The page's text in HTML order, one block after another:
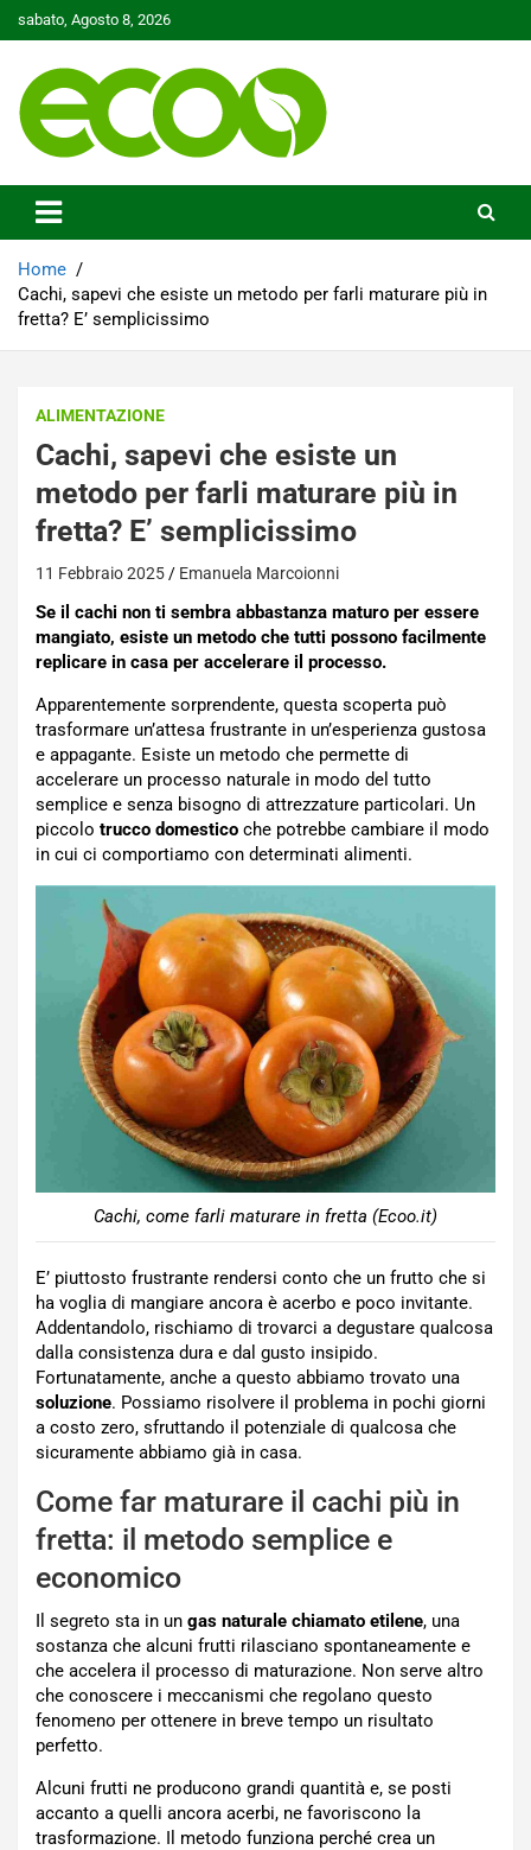
to
sabato, Agosto 8, 2026
Ecoo.it
Home
Cachi, sapevi che esiste un metodo per farli maturare più in
fretta? E’ semplicissimo
ALIMENTAZIONE
Cachi, sapevi che esiste un
metodo per farli maturare più in
fretta? E’ semplicissimo
11 Febbraio 2025 Emanuela Marcoionni
Se il cachi non ti sembra abbastanza maturo per essere
mangiato, esiste un metodo che tutti possono facilmente
replicare in casa per accelerare il processo.
Apparentemente sorprendente, questa scoperta può
trasformare un’attesa frustrante in un’esperienza gustosa
e appagante. Esiste un metodo che permette di
accelerare un processo naturale in modo del tutto
semplice e senza bisogno di attrezzature particolari. Un
piccolo trucco domestico che potrebbe cambiare il modo
in cui ci comportiamo con determinati alimenti.
Cachi, come farli maturare in fretta (Ecoo.it)
E’ piuttosto frustrante rendersi conto che un frutto che si
ha voglia di mangiare ancora è acerbo e poco invitante.
Addentandolo, rischiamo di trovarci a degustare qualcosa
dalla consistenza dura e dal gusto insipido.
Fortunatamente, anche a questo abbiamo trovato una
soluzione. Possiamo risolvere il problema in pochi giorni
a costo zero, sfruttando il potenziale di qualcosa che
sicuramente abbiamo già in casa.
Come far maturare il cachi più in
fretta: il metodo semplice e
economico
Il segreto sta in un gas naturale chiamato etilene, una
sostanza che alcuni frutti rilasciano spontaneamente e
che accelera il processo di maturazione. Non serve altro
che conoscere i meccanismi che regolano questo
fenomeno per ottenere in breve tempo un risultato
perfetto.
Alcuni frutti ne producono grandi quantità e, se posti
accanto a quelli ancora acerbi, ne favoriscono la
trasformazione. Il metodo funziona perché crea un